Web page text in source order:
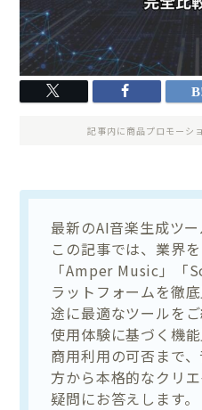
記事内に商品プロモーシ
最新のAI音楽生成ツ
この記事では、業界を
「Amper Music」「
ラットフォームを徹
途に最適なツールを
使用体験に基づく機能
商用利用の可否まで
方から本格的なクリ
疑問にお答えします。